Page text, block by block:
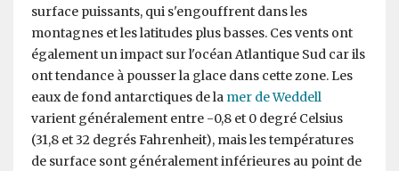
surface puissants, qui s'engouffrent dans les
montagnes et les latitudes plus basses. Ces vents ont
également un impact sur l'océan Atlantique Sud car ils
ont tendance à pousser la glace dans cette zone. Les
eaux de fond antarctiques de la mer de Weddell
varient généralement entre -0,8 et 0 degré Celsius
(31,8 et 32 degrés Fahrenheit), mais les températures
de surface sont généralement inférieures au point de